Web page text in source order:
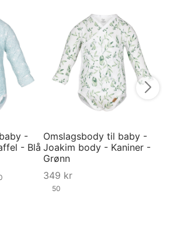
-
- Blå
Omslagsbody til baby -
Joakim body - Kaniner -
Grønn
349 kr
50